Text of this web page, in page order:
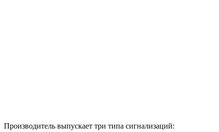
Производитель выпускает три типа сигнализаций: